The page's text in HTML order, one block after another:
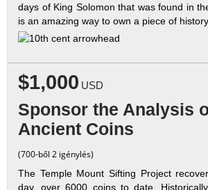
days of King Solomon that was found in
is an amazing way to own a piece of history.
$1,000 USD
Sponsor the Analysis
Ancient Coins
(700-ből 2 igénylés)
The Temple Mount Sifting Project
day, over 6000 coins to date.